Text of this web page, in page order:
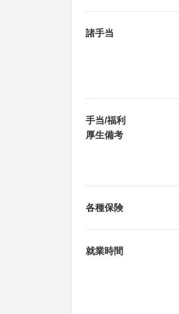
諸手当
手当/福利
厚生備考
各種保険
就業時間